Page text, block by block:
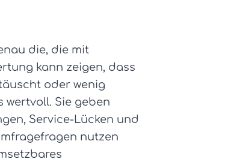
die, die mit
kann zeigen, dass
oder wenig
wertvoll. Sie geben
Service-Lücken und
nutzen